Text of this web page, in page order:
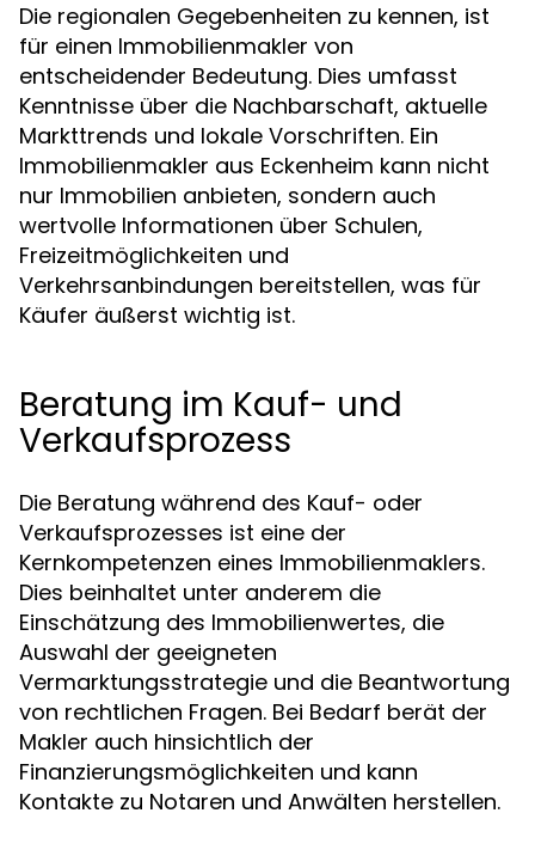
Die regionalen Gegebenheiten zu kennen, ist
für einen Immobilienmakler von
entscheidender Bedeutung. Dies umfasst
Kenntnisse über die Nachbarschaft, aktuelle
Markttrends und lokale Vorschriften. Ein
Immobilienmakler aus Eckenheim kann nicht
nur Immobilien anbieten, sondern auch
wertvolle Informationen über Schulen,
Freizeitmöglichkeiten und
Verkehrsanbindungen bereitstellen, was für
Käufer äußerst wichtig ist.
Beratung im Kauf- und
Verkaufsprozess
Die Beratung während des Kauf- oder
Verkaufsprozesses ist eine der
Kernkompetenzen eines Immobilienmaklers.
Dies beinhaltet unter anderem die
Einschätzung des Immobilienwertes, die
Auswahl der geeigneten
Vermarktungsstrategie und die Beantwortung
von rechtlichen Fragen. Bei Bedarf berät der
Makler auch hinsichtlich der
Finanzierungsmöglichkeiten und kann
Kontakte zu Notaren und Anwälten herstellen.